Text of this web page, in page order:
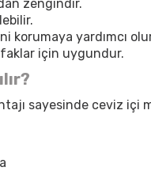
zengindir.
korumaya yardımcı
için uygundur.
sayesinde ceviz içi